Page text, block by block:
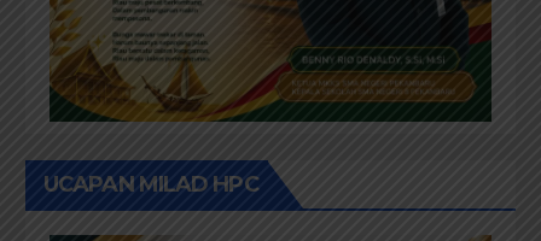
UCAPAN MILAD HPC